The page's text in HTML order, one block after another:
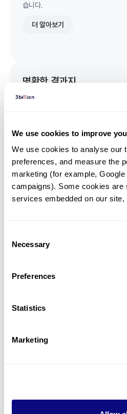
We use cookies to improve
We use cookies to analyse our
preferences, and measure the
marketing (for example,
campaigns). Some cookies are
services embedded on our site,
Selection
Necessary
Preferences
Statistics
Marketing
습니다.
더 알아보기
명확한 결과지
임상유전학팀과 소통
궁금한 점을 임상유전학팀과 직접 논
문의하기
미진단된 경우에 재분석을 통해 후속
최신 유전학 정보 제공
블로그와 뉴스레터를 통해 최신 유전
쓰리빌리언은 유전자 진단에 필요한 여러
더 정확한 변이 해석과 높은 진단율을 위한